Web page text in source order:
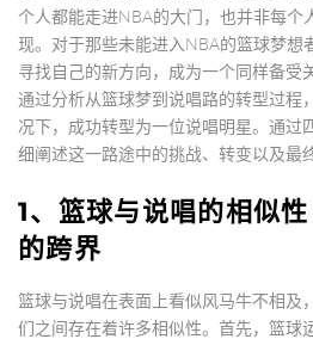
个人都能走进NBA的大门，也并非每个
现。对于那些未能进入NBA的篮球梦想
寻找自己的新方向，成为一个同样备受
通过分析从篮球梦到说唱路的转型过程
况下，成功转型为一位说唱明星。通过
细阐述这一路途中的挑战、转变以及最
1、篮球与说唱的相似
的跨界
篮球与说唱在表面上看似风马牛不相及
们之间存在着许多相似性。首先，篮球